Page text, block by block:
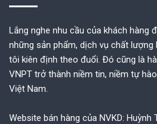
Lắng nghe nhu cầu của khách hàng
những sản phẩm, dịch vụ chất
tôi kiên định theo đuổi. Đó cũng là
VNPT trở thành niềm tin, niềm tự
Việt Nam.
Website bán hàng của NVKD: Huỳnh